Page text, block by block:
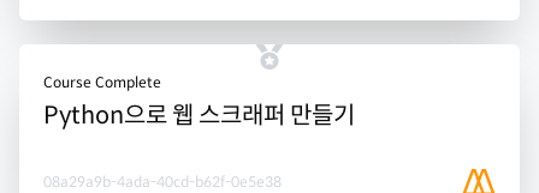
Course Complete
Python으로 웹 스크래퍼 만들기
08a29a9b-4ada-40cd-b62f-0e5e38